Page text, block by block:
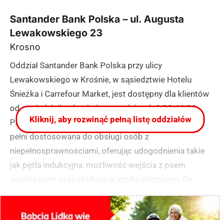
Santander Bank Polska – ul. Augusta
Lewakowskiego 23
Krosno
Oddział Santander Bank Polska przy ulicy
Lewakowskiego w Krośnie, w sąsiedztwie Hotelu
Śnieżka i Carrefour Market, jest dostępny dla klientów
od poniedziałku do piątku w godzinach 9:30-16:30.
Placówka dysponuje własnym parkingiem i jest w
pełni dostosowana do obsługi osób z
niepełnosprawnościami, oferując udogodnienia takie
jak pętla indukcyjna, możliwość wejścia z psem
asystującym oraz obsługę w języku migowym. Do
oddziału można łatwo dotrzeć zarówno samochodem
od strony ulicy Wolności, jak i komunikacją miejską,
Kliknij, aby rozwinąć pełną listę oddziałów